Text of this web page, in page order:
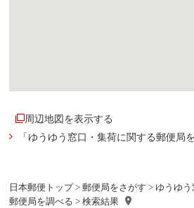
日本郵便トップ> 郵便局をさがす > ゆうゆ
郵便局を調べる > 検索結果
周辺地図を表示する
「ゆうゆう窓口・集荷に関する郵便局